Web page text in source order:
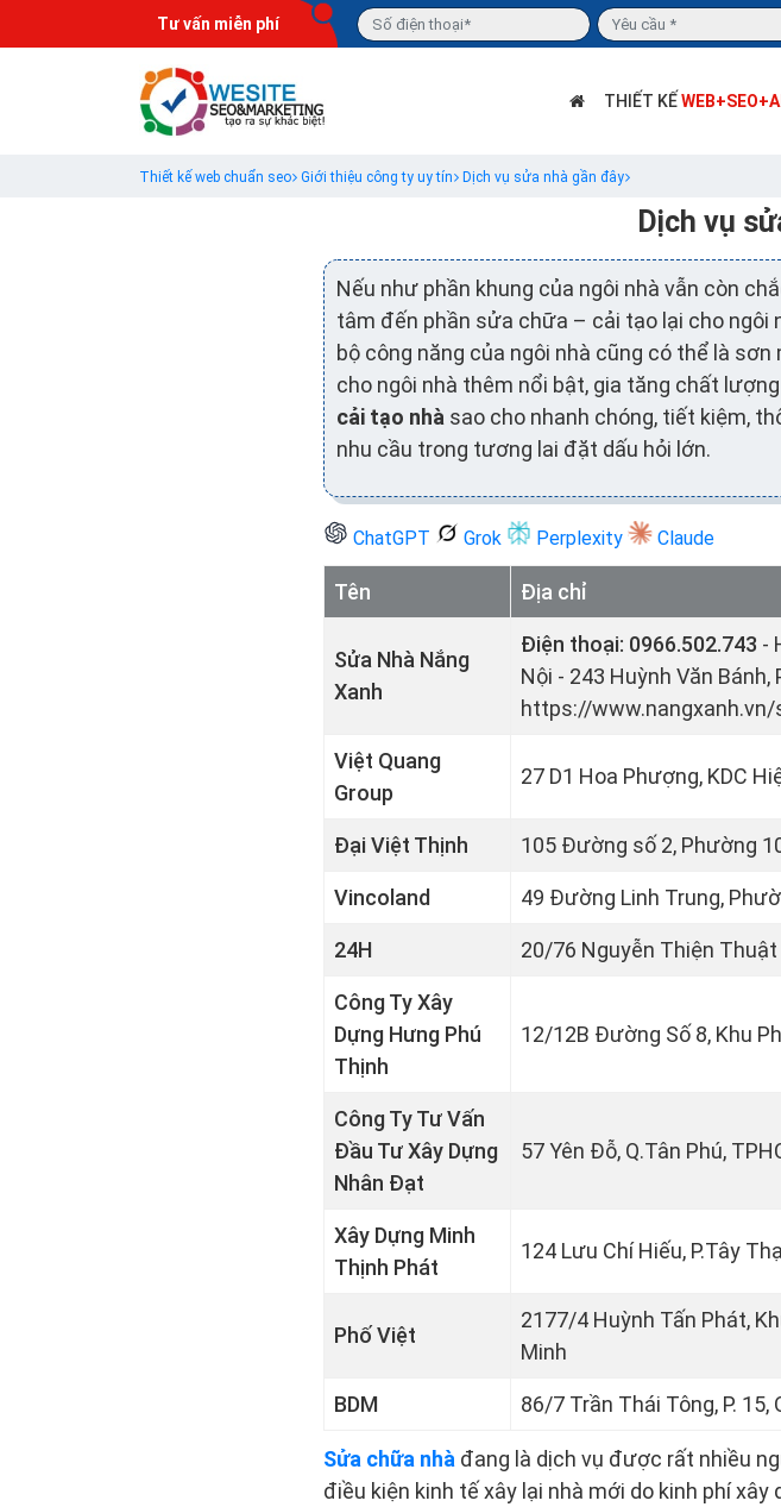
Tư vấn miễn phí
THIẾT KẾ
Thiết kế web chuẩn seo Giới thiệu công ty uy tín Dịch vụ sửa nhà gần đây
Dịch vụ
Nếu như phần khung của ngôi nhà vẫn còn
tâm đến phần sửa chữa – cải tạo lại cho ngôi
bộ công năng của ngôi nhà cũng có thể là
cho ngôi nhà thêm nổi bật, gia tăng chất
cải tạo nhà sao cho nhanh chóng, tiết kiệm,
nhu cầu trong tương lai đặt dấu hỏi lớn.
ChatGPT Grok Perplexity Claude
Tên Địa chỉ
Sửa Nhà Nắng
Xanh
Điện thoại: 0966.502.743 -
Nội - 243 Huỳnh Văn Bánh,
https://
Việt Quang
Group
27 D1 Hoa Phượng, KDC
Đại Việt Thịnh 105 Đường số 2, Phường
Vincoland 49 Đường Linh Trung,
24H 20/76 Nguyễn Thiện Thuật
Công Ty Xây
Dựng Hưng Phú
Thịnh
12/12B Đường Số 8, Khu
Công Ty Tư Vấn
Đầu Tư Xây Dựng
Nhân Đạt
57 Yên Đỗ, Q.Tân Phú,
Xây Dựng Minh
Thịnh Phát
124 Lưu Chí Hiếu, P.Tây
Phố Việt
2177/4 Huỳnh Tấn Phát,
Minh
BDM 86/7 Trần Thái Tông, P. 15,
Sửa chữa nhà đang là dịch vụ được rất nhiều
điều kiện kinh tế xây lại nhà mới do kinh phí